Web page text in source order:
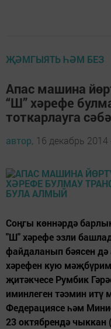
ҖӘМГЫЯТЬ ҺӘМ БЕЗ
Апас машина
“Ш” хәрефе
тоткарлауга
автор, 16 декабрь 2014
Соңгы көннәрдә
"Ш" хәрефе эзли
файдаланып бәясен
хәрефен кую
җитәкчесе Румбик
иминлеген тәэмин итү
Федерациясе һәм
23 октябрендә